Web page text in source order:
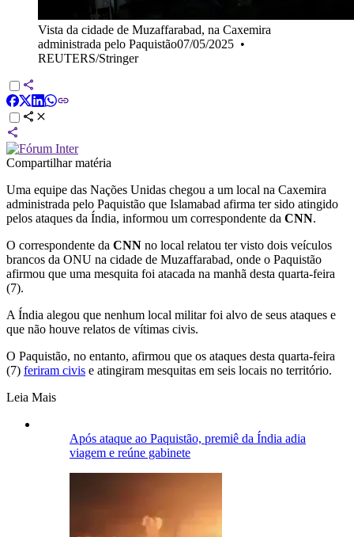
Vista da cidade de Muzaffarabad, na Caxemira
administrada pelo Paquistão07/05/2025 •
REUTERS/Stringer
Compartilhar matéria
Uma equipe das Nações Unidas chegou a um local na Caxemira
administrada pelo Paquistão que Islamabad afirma ter sido atingido
pelos ataques da Índia, informou um correspondente da CNN.
O correspondente da CNN no local relatou ter visto dois veículos
brancos da ONU na cidade de Muzaffarabad, onde o Paquistão
afirmou que uma mesquita foi atacada na manhã desta quarta-feira
(7).
A Índia alegou que nenhum local militar foi alvo de seus ataques e
que não houve relatos de vítimas civis.
O Paquistão, no entanto, afirmou que os ataques desta quarta-feira
(7) feriram civis e atingiram mesquitas em seis locais no território.
Leia Mais
Após ataque ao Paquistão, premiê da Índia adia
viagem e reúne gabinete